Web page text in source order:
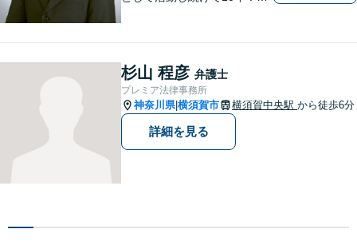
可】【女性弁護士在籍】
杉山 程彦 弁護士
プレミア法律事務所
神奈川県|横須賀市 横須賀中央駅 から徒歩6分
詳細を見る